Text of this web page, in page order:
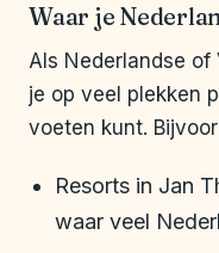
Waar je
Als Nederlandse
je op veel plekken
voeten kunt.
Resorts in Jan
waar veel